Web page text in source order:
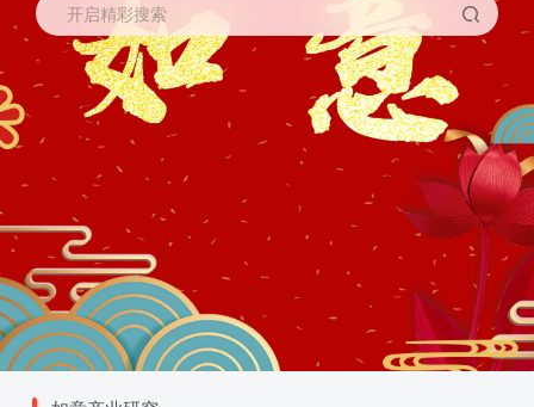
开启精彩搜索